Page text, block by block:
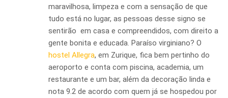
maravilhosa, limpeza e com a sensação de que
tudo está no lugar, as pessoas desse signo se
sentirão em casa e compreendidos, com direito a
gente bonita e educada. Paraíso virginiano? O
hostel Allegra, em Zurique, fica bem pertinho do
aeroporto e conta com piscina, academia, um
restaurante e um bar, além da decoração linda e
nota 9.2 de acordo com quem já se hospedou por